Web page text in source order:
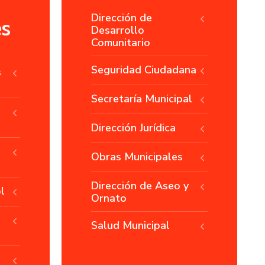
Dirección de
Desarrollo
Comunitario
Seguridad Ciudadana
Secretaría Municipal
Dirección Jurídica
Obras Municipales
Dirección de Aseo y
Ornato
Salud Municipal